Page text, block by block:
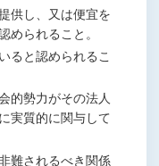
供し、又は便宜を
められること。
ると認められるこ
的勢力がその法人
実質的に関与して
難されるべき関係